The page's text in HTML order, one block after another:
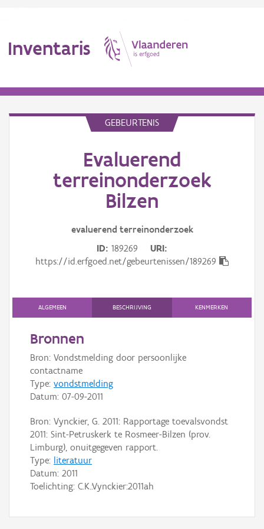
Inventaris
Aanduidingsobject
Downloads
Aanmelden
GEBEURTENIS
Evaluerend
terreinonderzoek
Bilzen
evaluerend terreinonderzoek
ID 189269
URI
https://id.erfgoed.net/gebeurtenissen/189269
ALGEMEEN BESCHRIJVING KENMERKEN
Bronnen
Bron: Vondstmelding door persoonlijke
contactname
Type: vondstmelding
Datum: 07-09-2011
Bron: Vynckier, G. 2011: Rapportage toevalsvondst
2011: Sint-Petruskerk te Rosmeer-Bilzen (prov.
Limburg), onuitgegeven rapport.
Type: literatuur
Datum: 2011
Toelichting: C.K.:Vynckier:2011ah